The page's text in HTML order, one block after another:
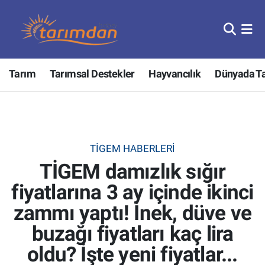
Tarım Tarımsal Destekler Hayvancılık Dünyada
TİGEM HABERLERI
TİGEM damızlık sığır
fiyatlarına 3 ay içinde ikinci
zammı yaptı! İnek, düve ve
buzağı fiyatları kaç lira
oldu? İşte yeni fiyatlar...
Tarım
Hayvancılık
Tarımsal Destekler
Tarım Bakanlığı
TZOB
Tarım Kredi Kooperatifleri
Nöbetçi Eczaneler
Hava Durumu
Tüm Manşetler
Son Dakika Haberleri
Haber Arşivi